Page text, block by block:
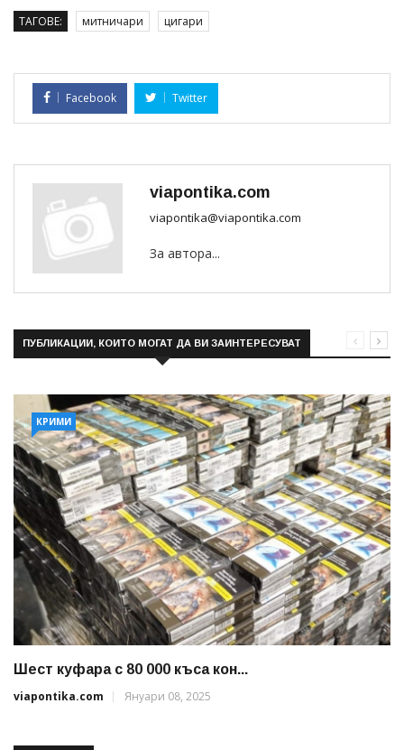
ТАГОВЕ: митничари цигари
Facebook Twitter
viapontika.com
viapontika@viapontika.com
За автора...
ПУБЛИКАЦИИ, КОИТО МОГАТ ДА ВИ ЗАИНТЕРЕСУВАТ
КРИМИ
Шест куфара с 80 000 къса кон...
viapontika.com
Януари 08, 2025